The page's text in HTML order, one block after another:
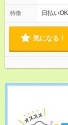
働8時間
よって時
特徴 日払い
気になる！